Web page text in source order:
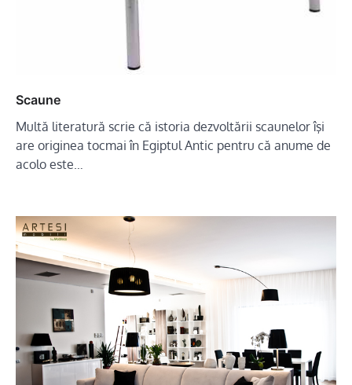
Scaune
Multă literatură scrie că istoria dezvoltării scaunelor îşi
are originea tocmai în Egiptul Antic pentru că anume de
acolo este…